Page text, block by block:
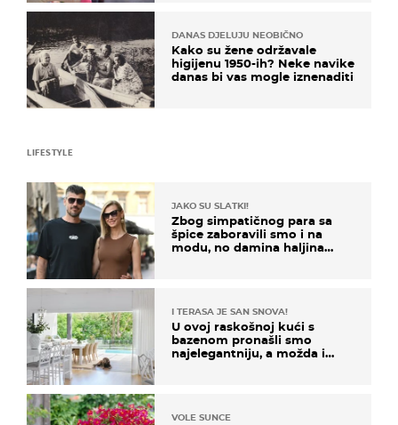
DANAS DJELUJU NEOBIČNO
Kako su žene održavale
higijenu 1950-ih? Neke navike
danas bi vas mogle iznenaditi
LIFESTYLE
JAKO SU SLATKI!
Zbog simpatičnog para sa
špice zaboravili smo i na
modu, no damina haljina
I TERASA JE SAN SNOVA!
U ovoj raskošnoj kući s
bazenom pronašli smo
najelegantniju, a možda i
VOLE SUNCE